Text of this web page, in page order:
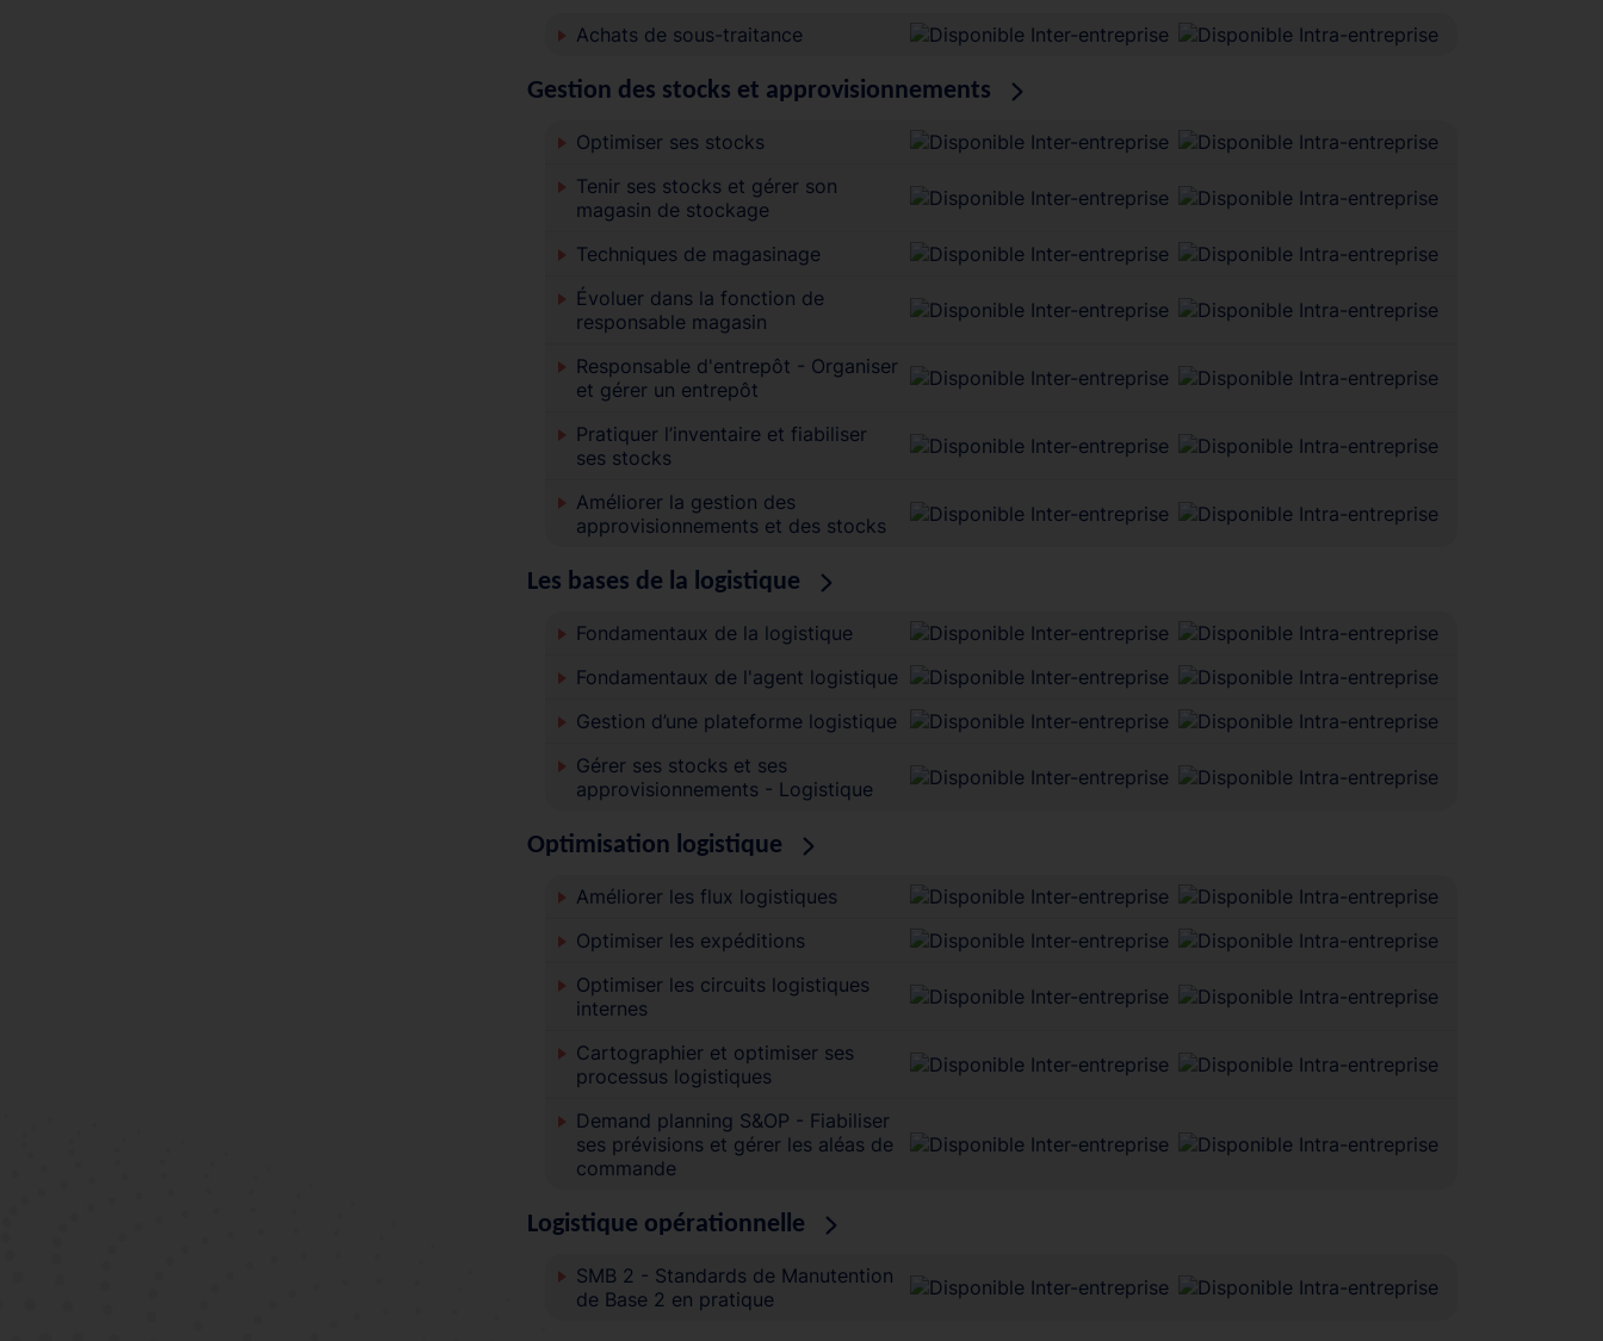
Achats de sous-traitance
Gestion des stocks et approvisionnements
Optimiser ses stocks
Tenir ses stocks et gérer son
magasin de stockage
Techniques de magasinage
Évoluer dans la fonction de
responsable magasin
Responsable d'entrepôt - Organiser
et gérer un entrepôt
Pratiquer l’inventaire et fiabiliser
ses stocks
Améliorer la gestion des
approvisionnements et des stocks
Les bases de la logistique
Fondamentaux de la logistique
Fondamentaux de l'agent logistique
Gestion d’une plateforme logistique
Gérer ses stocks et ses
approvisionnements - Logistique
Optimisation logistique
Améliorer les flux logistiques
Optimiser les expéditions
Optimiser les circuits logistiques
internes
Cartographier et optimiser ses
processus logistiques
Demand planning S&OP - Fiabiliser
ses prévisions et gérer les aléas de
commande
Logistique opérationnelle
SMB 2 - Standards de Manutention
de Base 2 en pratique